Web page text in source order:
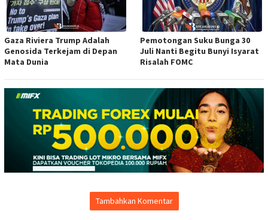
Gaza Riviera Trump Adalah
Genosida Terkejam di Depan
Mata Dunia
Pemotongan Suku Bunga 30
Juli Nanti Begitu Bunyi Isyarat
Risalah FOMC
Tambahkan Komentar